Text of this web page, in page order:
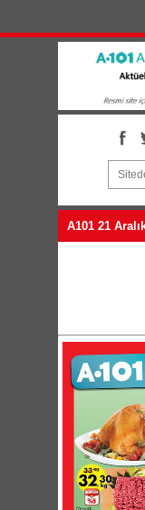
A101 21